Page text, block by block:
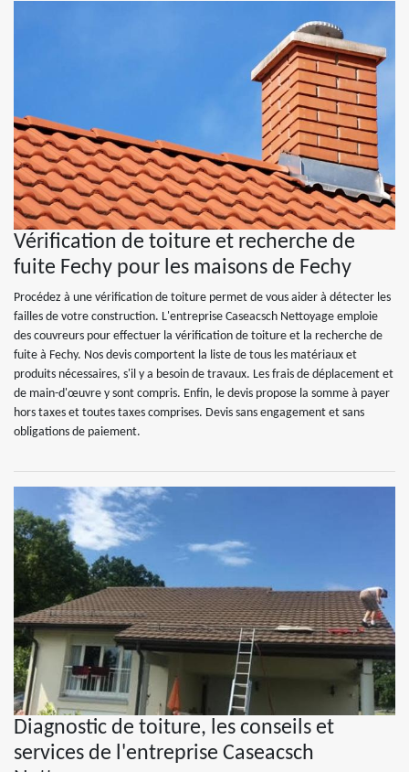
Vérification de toiture et recherche de
fuite Fechy pour les maisons de Fechy
Procédez à une vérification de toiture permet de vous aider à détecter les
failles de votre construction. L'entreprise Caseacsch Nettoyage emploie
des couvreurs pour effectuer la vérification de toiture et la recherche de
fuite à Fechy. Nos devis comportent la liste de tous les matériaux et
produits nécessaires, s'il y a besoin de travaux. Les frais de déplacement et
de main-d'œuvre y sont compris. Enfin, le devis propose la somme à payer
hors taxes et toutes taxes comprises. Devis sans engagement et sans
obligations de paiement.
Diagnostic de toiture, les conseils et
services de l'entreprise Caseacsch